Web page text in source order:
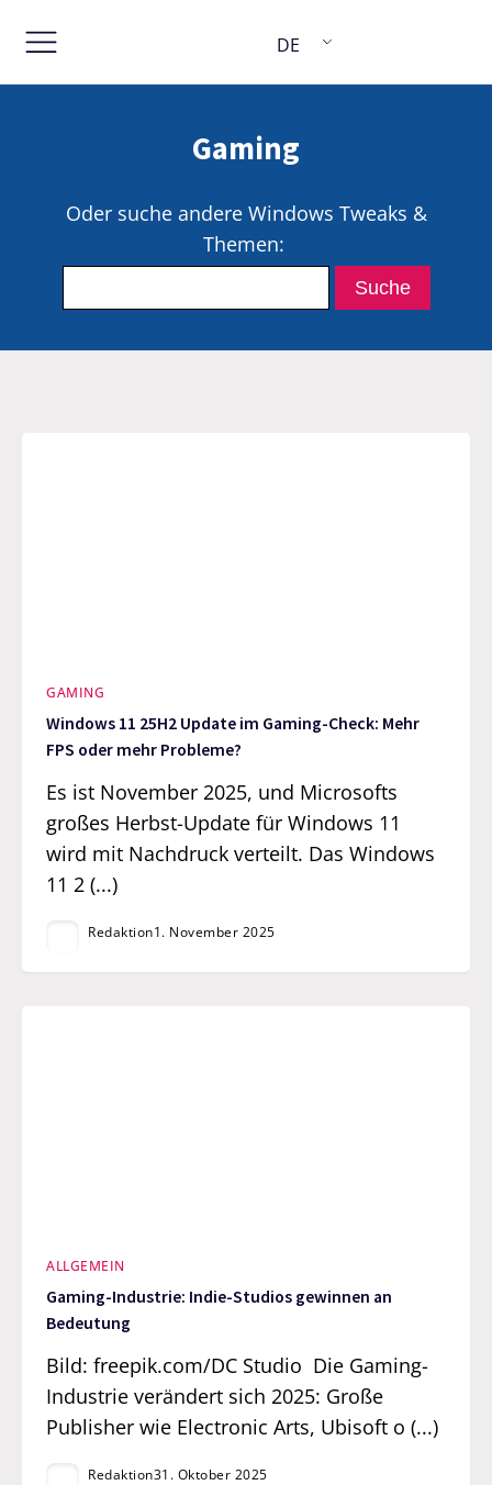
DE
Gaming
Oder suche andere Windows Tweaks &
Themen:
GAMING
Windows 11 25H2 Update im Gaming-Check: Mehr
FPS oder mehr Probleme?
Es ist November 2025, und Microsofts
großes Herbst-Update für Windows 11
wird mit Nachdruck verteilt. Das Windows
11 2 (...)
Redaktion1. November 2025
ALLGEMEIN
Gaming-Industrie: Indie-Studios gewinnen an
Bedeutung
Bild: freepik.com/DC Studio Die Gaming-
Industrie verändert sich 2025: Große
Publisher wie Electronic Arts, Ubisoft o (...)
Redaktion31. Oktober 2025